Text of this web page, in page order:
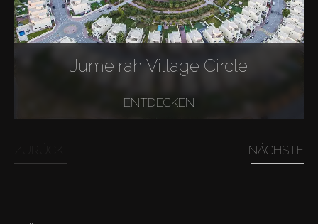
Jumeirah Village Circle
ENTDECKEN
NÄCHSTE